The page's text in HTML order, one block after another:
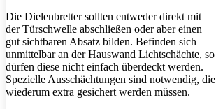
Die Dielenbretter sollten entweder direkt mit
der Türschwelle abschließen oder aber einen
gut sichtbaren Absatz bilden. Befinden sich
unmittelbar an der Hauswand Lichtschächte, so
dürfen diese nicht einfach überdeckt werden.
Spezielle Ausschächtungen sind notwendig, die
wiederum extra gesichert werden müssen.